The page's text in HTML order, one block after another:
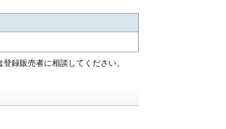
録販売者に相談してください。